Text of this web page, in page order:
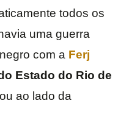
todos os
uma guerra
com a Ferj
Estado do Rio de
ao lado da